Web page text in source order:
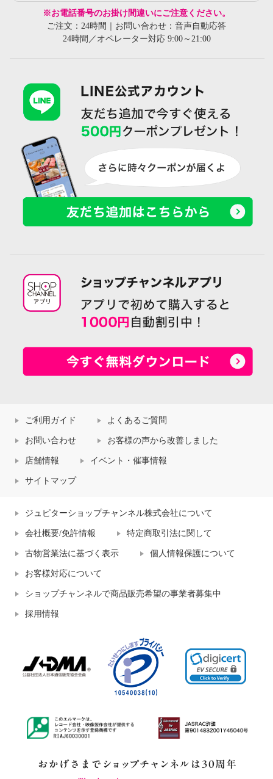
※お電話番号のお掛け間違いにご注意ください。
ご注文：24時間｜お問い合わせ：音声自動応答
24時間／オペレーター対応 9:00～21:00
ご利用ガイド よくあるご質問
お問い合わせ お客様の声から改善しました
店舗情報 イベント・催事情報
サイトマップ
ジュピターショップチャンネル株式会社について
会社概要/免許情報 特定商取引法に関して
古物営業法に基づく表示 個人情報保護について
お客様対応について
ショップチャンネルで商品販売希望の事業者募集中
採用情報